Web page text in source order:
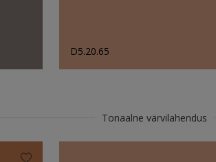
D5.20.65
Tonaalne värvilahendus